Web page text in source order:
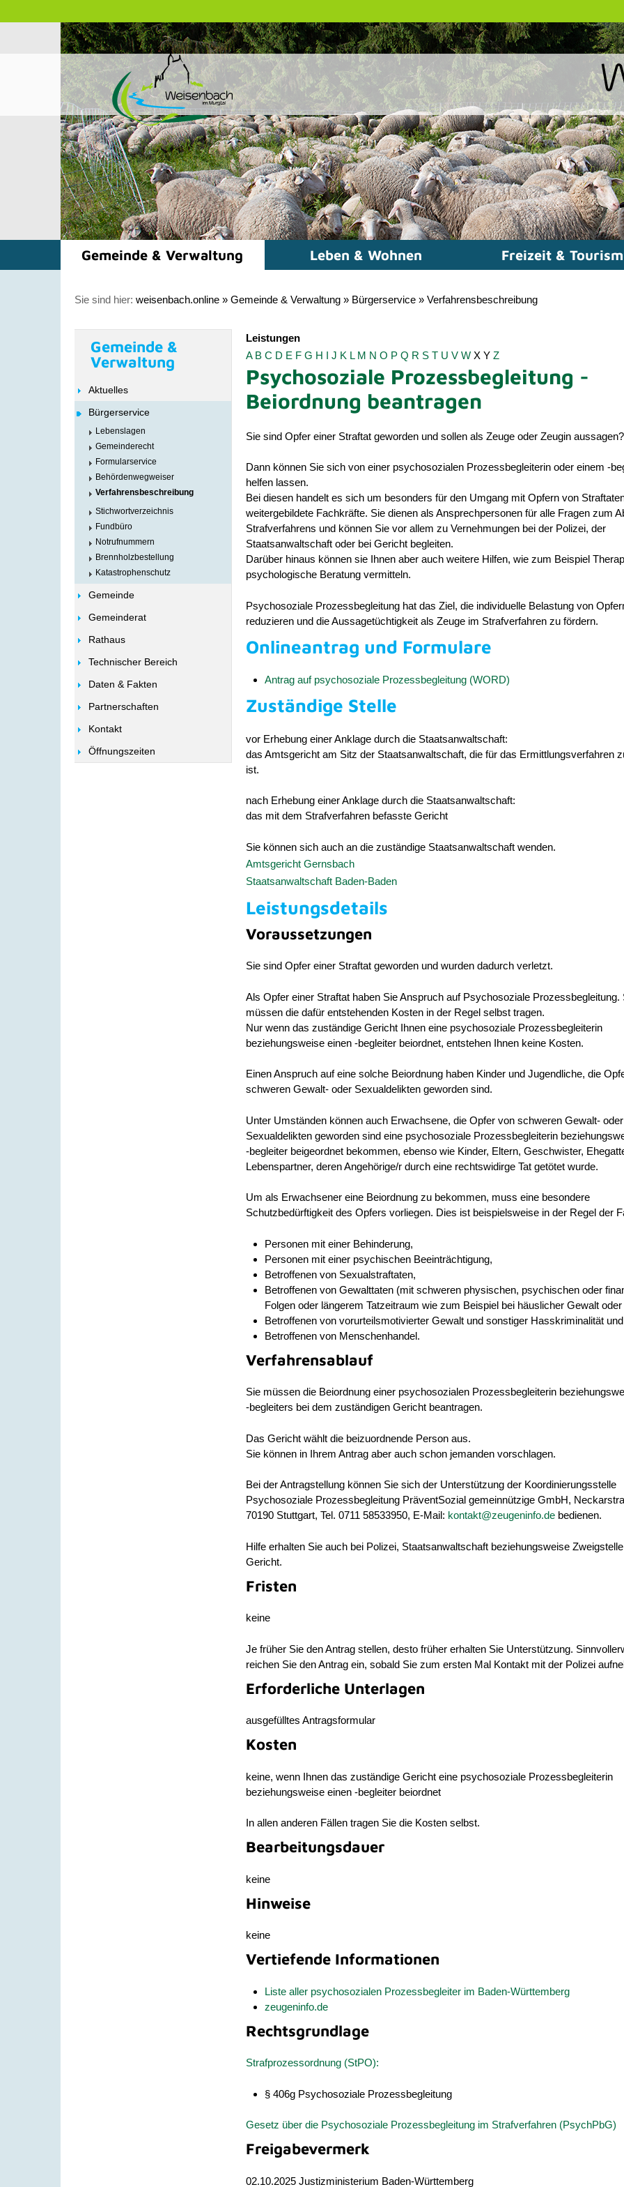
Gemeinde & Verwaltung Leben & Wohnen Freizeit &
Sie sind hier: weisenbach.online » Gemeinde & Verwaltung » Bürgerservice » Verfahrensbeschreibung
Gemeinde &
Verwaltung
Aktuelles
Bürgerservice
Lebenslagen
Gemeinderecht
Formularservice
Behördenwegweiser
Verfahrensbeschreibung
Stichwortverzeichnis
Fundbüro
Notrufnummern
Brennholzbestellung
Katastrophenschutz
Gemeinde
Gemeinderat
Rathaus
Technischer Bereich
Daten & Fakten
Partnerschaften
Kontakt
Öffnungszeiten
Leistungen
A B C D E F G H I J K L M N O P Q R S T U V W X Y Z
Psychosoziale Prozessbegleitung -
Beiordnung beantragen
Sie sind Opfer einer Straftat geworden und sollen als Zeuge oder Zeugin aussagen?
Dann können Sie sich von einer psychosozialen Prozessbegleiterin oder einem -
helfen lassen.
Bei diesen handelt es sich um besonders für den Umgang mit Opfern von
weitergebildete Fachkräfte. Sie dienen als Ansprechpersonen für alle Fragen zum
Strafverfahrens und können Sie vor allem zu Vernehmungen bei der Polizei, der
Staatsanwaltschaft oder bei Gericht begleiten.
Darüber hinaus können sie Ihnen aber auch weitere Hilfen, wie zum Beispiel
psychologische Beratung vermitteln.
Psychosoziale Prozessbegleitung hat das Ziel, die individuelle Belastung von
reduzieren und die Aussagetüchtigkeit als Zeuge im Strafverfahren zu fördern.
Onlineantrag und Formulare
Antrag auf psychosoziale Prozessbegleitung (WORD)
Zuständige Stelle
vor Erhebung einer Anklage durch die Staatsanwaltschaft:
das Amtsgericht am Sitz der Staatsanwaltschaft, die für das Ermittlungsverfahren
ist.
nach Erhebung einer Anklage durch die Staatsanwaltschaft:
das mit dem Strafverfahren befasste Gericht
Sie können sich auch an die zuständige Staatsanwaltschaft wenden.
Amtsgericht Gernsbach
Staatsanwaltschaft Baden-Baden
Leistungsdetails
Voraussetzungen
Sie sind Opfer einer Straftat geworden und wurden dadurch verletzt.
Als Opfer einer Straftat haben Sie Anspruch auf Psychosoziale Prozessbegleitung.
müssen die dafür entstehenden Kosten in der Regel selbst tragen.
Nur wenn das zuständige Gericht Ihnen eine psychosoziale Prozessbegleiterin
beziehungsweise einen -begleiter beiordnet, entstehen Ihnen keine Kosten.
Einen Anspruch auf eine solche Beiordnung haben Kinder und Jugendliche, die
schweren Gewalt- oder Sexualdelikten geworden sind.
Unter Umständen können auch Erwachsene, die Opfer von schweren Gewalt- oder
Sexualdelikten geworden sind eine psychosoziale Prozessbegleiterin
-begleiter beigeordnet bekommen, ebenso wie Kinder, Eltern, Geschwister,
Lebenspartner, deren Angehörige/r durch eine rechtswidirge Tat getötet wurde.
Um als Erwachsener eine Beiordnung zu bekommen, muss eine besondere
Schutzbedürftigkeit des Opfers vorliegen. Dies ist beispielsweise in der Regel der
Personen mit einer Behinderung,
Personen mit einer psychischen Beeinträchtigung,
Betroffenen von Sexualstraftaten,
Betroffenen von Gewalttaten (mit schweren physischen, psychischen oder
Folgen oder längerem Tatzeitraum wie zum Beispiel bei häuslicher Gewalt
Betroffenen von vorurteilsmotivierter Gewalt und sonstiger Hasskriminalität und
Betroffenen von Menschenhandel.
Verfahrensablauf
Sie müssen die Beiordnung einer psychosozialen Prozessbegleiterin
-begleiters bei dem zuständigen Gericht beantragen.
Das Gericht wählt die beizuordnende Person aus.
Sie können in Ihrem Antrag aber auch schon jemanden vorschlagen.
Bei der Antragstellung können Sie sich der Unterstützung der Koordinierungsstelle
Psychosoziale Prozessbegleitung PräventSozial gemeinnützige GmbH,
70190 Stuttgart, Tel. 0711 58533950, E-Mail: kontakt@zeugeninfo.de bedienen.
Hilfe erhalten Sie auch bei Polizei, Staatsanwaltschaft beziehungsweise
Gericht.
Fristen
keine
Je früher Sie den Antrag stellen, desto früher erhalten Sie Unterstützung.
reichen Sie den Antrag ein, sobald Sie zum ersten Mal Kontakt mit der Polizei
Erforderliche Unterlagen
ausgefülltes Antragsformular
Kosten
keine, wenn Ihnen das zuständige Gericht eine psychosoziale Prozessbegleiterin
beziehungsweise einen -begleiter beiordnet
In allen anderen Fällen tragen Sie die Kosten selbst.
Bearbeitungsdauer
keine
Hinweise
keine
Vertiefende Informationen
Liste aller psychosozialen Prozessbegleiter im Baden-Württemberg
zeugeninfo.de
Rechtsgrundlage
Strafprozessordnung (StPO):
§ 406g Psychosoziale Prozessbegleitung
Gesetz über die Psychosoziale Prozessbegleitung im Strafverfahren (PsychPbG)
Freigabevermerk
02.10.2025 Justizministerium Baden-Württemberg